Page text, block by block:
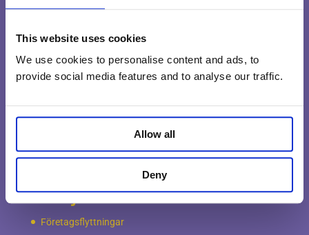
This website uses cookies
We use cookies to personalise content and ads, to
provide social media features and to analyse our traffic.
Allow all
Deny
Om Möbelkillarna
Våra garantier
Lediga jobb
Våra tjänster
Företagsflyttningar